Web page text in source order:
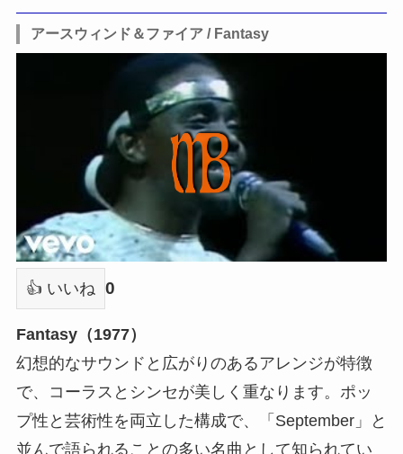
アースウィンド＆ファイア / Fantasy
👍 いいね 0
Fantasy（1977）
幻想的なサウンドと広がりのあるアレンジが特徴
で、コーラスとシンセが美しく重なります。ポッ
プ性と芸術性を両立した構成で、「September」と
並んで語られることの多い名曲として知られてい